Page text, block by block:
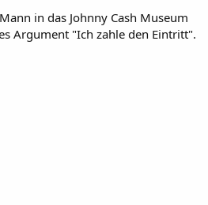
in das Johnny Cash Museum
Argument "Ich zahle den Eintritt".